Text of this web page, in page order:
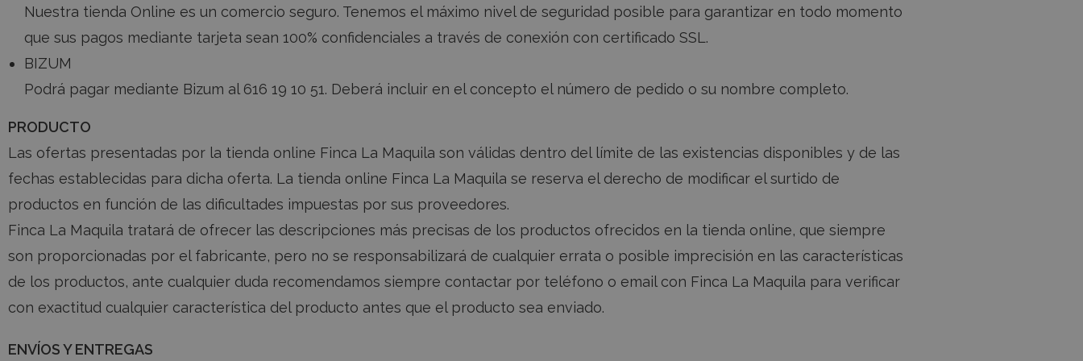
Nuestra tienda Online es un comercio seguro. Tenemos el máximo nivel de seguridad posible para garantizar en todo momento
que sus pagos mediante tarjeta sean 100% confidenciales a través de conexión con certificado SSL.
BIZUM
Podrá pagar mediante Bizum al 616 19 10 51. Deberá incluir en el concepto el número de pedido o su nombre completo.
PRODUCTO
Las ofertas presentadas por la tienda online Finca La Maquila son válidas dentro del límite de las existencias disponibles y de las
fechas establecidas para dicha oferta. La tienda online Finca La Maquila se reserva el derecho de modificar el surtido de
productos en función de las dificultades impuestas por sus proveedores.
Finca La Maquila tratará de ofrecer las descripciones más precisas de los productos ofrecidos en la tienda online, que siempre
son proporcionadas por el fabricante, pero no se responsabilizará de cualquier errata o posible imprecisión en las características
de los productos, ante cualquier duda recomendamos siempre contactar por teléfono o email con Finca La Maquila para verificar
con exactitud cualquier característica del producto antes que el producto sea enviado.
ENVÍOS Y ENTREGAS
comprensión del comportamiento del usuario.
DOMINIO
fincalamaquila.es
Esta cookie se utiliza para recordar las preferencias y ajustes del
usuario para los widgets de chat en el sitio web, lo que permite
una experiencia de chat más personalizada y eficiente.